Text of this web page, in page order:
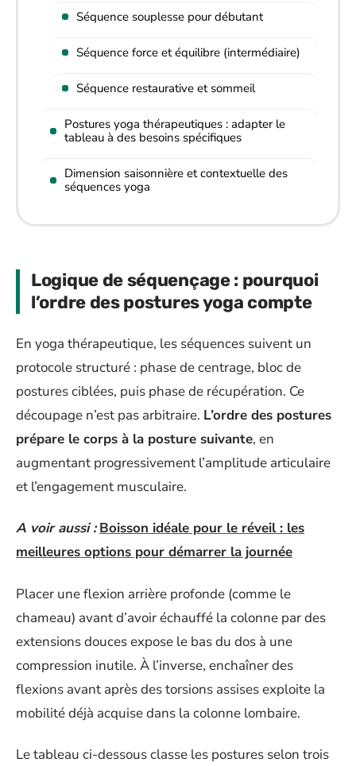
Séquence souplesse pour débutant
Séquence force et équilibre (intermédiaire)
Séquence restaurative et sommeil
Postures yoga thérapeutiques : adapter le
tableau à des besoins spécifiques
Dimension saisonnière et contextuelle des
séquences yoga
Logique de séquençage : pourquoi
l’ordre des postures yoga compte
En yoga thérapeutique, les séquences suivent un
protocole structuré : phase de centrage, bloc de
postures ciblées, puis phase de récupération. Ce
découpage n’est pas arbitraire. L’ordre des postures
prépare le corps à la posture suivante, en
augmentant progressivement l’amplitude articulaire
et l’engagement musculaire.
A voir aussi : Boisson idéale pour le réveil : les
meilleures options pour démarrer la journée
Placer une flexion arrière profonde (comme le
chameau) avant d’avoir échauffé la colonne par des
extensions douces expose le bas du dos à une
compression inutile. À l’inverse, enchaîner des
flexions avant après des torsions assises exploite la
mobilité déjà acquise dans la colonne lombaire.
Le tableau ci-dessous classe les postures selon trois